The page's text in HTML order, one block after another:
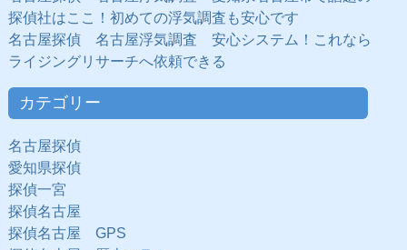
探偵社はここ！初めての浮気調査も安心です
名古屋探偵 名古屋浮気調査 安心システム！これなら
ライジングリサーチへ依頼できる
カテゴリー
名古屋探偵
愛知県探偵
探偵一宮
探偵名古屋
探偵名古屋 GPS